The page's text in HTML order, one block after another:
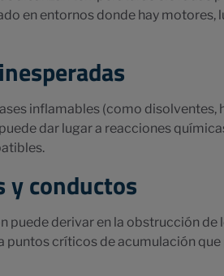
en entornos donde hay
inflamables (como
dar lugar a reacciones
y conductos
puede derivar en la obstrucción
puntos críticos de acumulación